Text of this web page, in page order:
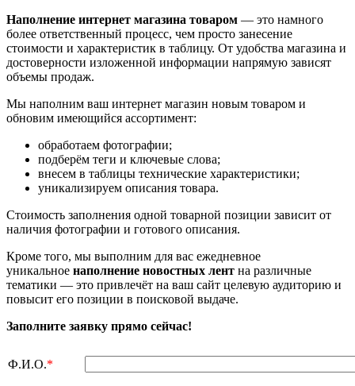
Наполнение интернет магазина товаром — это намного
более ответственный процесс, чем просто занесение
стоимости и характеристик в таблицу. От удобства магазина и
достоверности изложенной информации напрямую зависят
объемы продаж.
Мы наполним ваш интернет магазин новым товаром и
обновим имеющийся ассортимент:
обработаем фотографии;
подберём теги и ключевые слова;
внесем в таблицы технические характеристики;
уникализируем описания товара.
Стоимость заполнения одной товарной позиции зависит от
наличия фотографии и готового описания.
Кроме того, мы выполним для вас ежедневное
уникальное наполнение новостных лент на различные
тематики — это привлечёт на ваш сайт целевую аудиторию и
повысит его позиции в поисковой выдаче.
Заполните заявку прямо сейчас!
Ф.И.О.*